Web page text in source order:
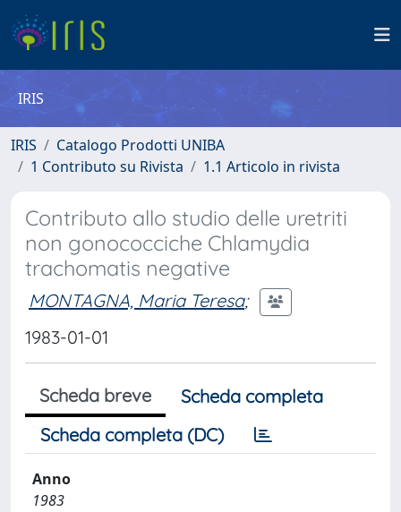
IRIS
IRIS
Catalogo Prodotti UNIBA
1 Contributo su Rivista
1.1 Articolo in rivista
Contributo allo studio delle uretriti
non gonococciche Chlamydia
trachomatis negative
MONTAGNA, Maria Teresa;
1983-01-01
Scheda breve
Scheda completa
Scheda completa (DC)
Anno
1983